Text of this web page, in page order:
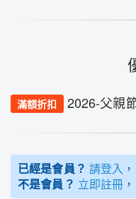
滿額折扣 2026-父親
已經是會員？ 請登入
不是會員？ 立即註冊